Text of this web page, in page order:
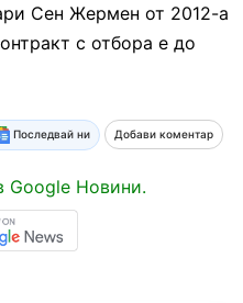
Сен Жермен от 2012-а
с отбора е до
Последвай ни Добави коментар
Google Новини.